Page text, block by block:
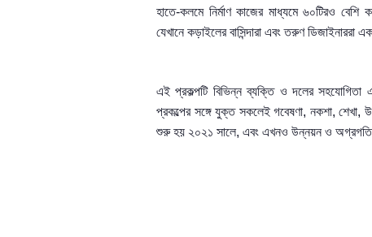
হাতে-কলমে নির্মাণ কাজের মাধ্যমে ৬০টিরও বেশি
যেখানেকড়াইলেরবাসিন্দারা এবং তরুণ ডিজাইনাররা
এই প্রকল্পটি বিভিন্নব্যক্তি ও দলের সহযোগিতা
প্রকল্পের সঙ্গে যুক্ত সকলেইগবেষণা, নকশা,শেখা,
শুরু হয় ২০২১ সালে, এবং এখনও উন্নয়ন ও